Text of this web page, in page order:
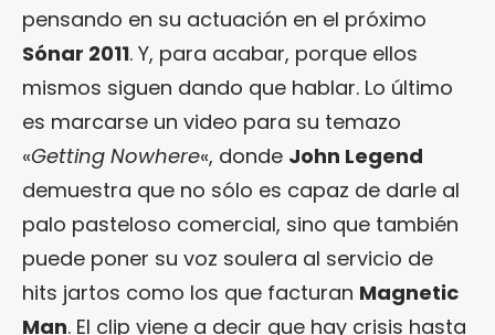
pensando en su actuación en el próximo
Sónar 2011. Y, para acabar, porque ellos
mismos siguen dando que hablar. Lo último
es marcarse un video para su temazo
«Getting Nowhere«, donde John Legend
demuestra que no sólo es capaz de darle al
palo pasteloso comercial, sino que también
puede poner su voz soulera al servicio de
hits jartos como los que facturan Magnetic
Man. El clip viene a decir que hay crisis hasta